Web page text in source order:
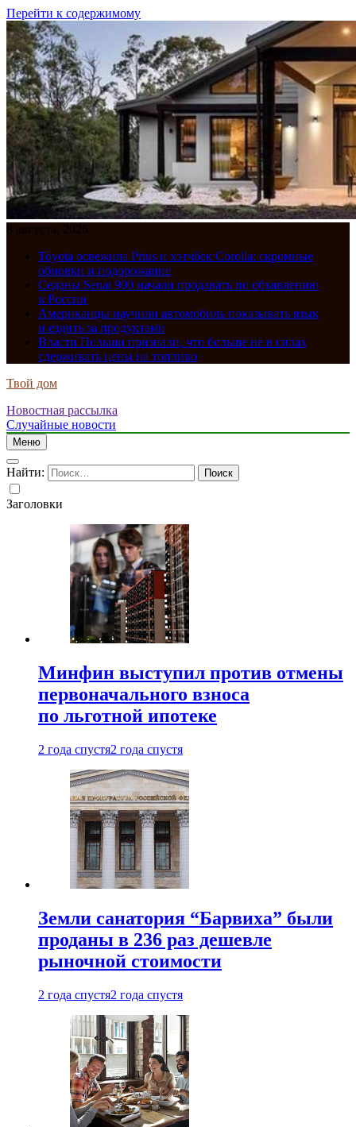
Перейти к содержимому
8 августа, 2026
Toyota освежила Prius и хэтчбек Corolla: скромные
обновки и подорожание
Седаны Senat 900 начали продавать по объявлению
в России
Американцы научили автомобиль показывать язык
и ездить за продуктами
Власти Польши признали, что больше не в силах
сдерживать цены на топливо
Твой дом
Новостная рассылка
Случайные новости
Меню
Найти:
Заголовки
Минфин выступил против отмены
первоначального взноса
по льготной ипотеке
2 года спустя2 года спустя
Земли санатория “Барвиха” были
проданы в 236 раз дешевле
рыночной стоимости
2 года спустя2 года спустя